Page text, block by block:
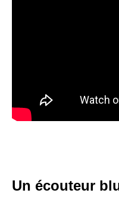
Un écouteur